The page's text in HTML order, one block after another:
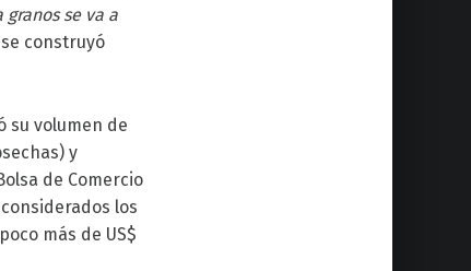
se va a
construyó
su volumen de
y
de Comercio
los
más de US$